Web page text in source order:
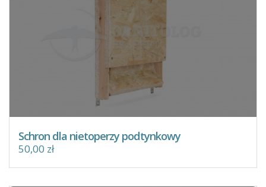
Schron dla nietoperzy podtynkowy
50,00 zł